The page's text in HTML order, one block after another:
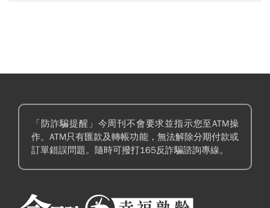
「防詐騙提醒」今周刊不會要求並指示您至ATM操
作。ATM只有匯款及轉帳功能，無法解除分期付款或
訂單錯誤問題。隨時可撥打165反詐騙諮詢專線。